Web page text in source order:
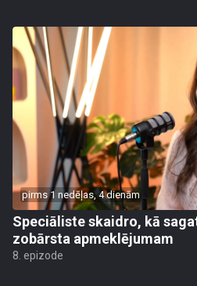
pirms 1 nedēļas, 4 dienām
Speciāliste skaidro, kā
zobārsta apmeklējumam
8. epizode